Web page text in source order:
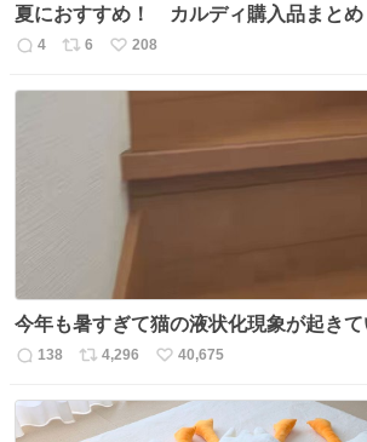
夏におすすめ！ カルディ購入品まとめ
返
4
リ
6
い
208
今年も暑すぎて猫の液状化現象が起き
返
138
リ
ス
4,296
い
ね
40,675